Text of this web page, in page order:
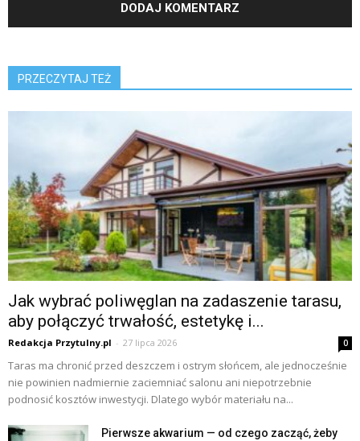
PRZECZYTAJ TEŻ
Jak wybrać poliwęglan na zadaszenie tarasu,
aby połączyć trwałość, estetykę i...
Redakcja Przytulny.pl - 27 lipca 2026 0
Taras ma chronić przed deszczem i ostrym słońcem, ale jednocześnie
nie powinien nadmiernie zaciemniać salonu ani niepotrzebnie
podnosić kosztów inwestycji. Dlatego wybór materiału na...
Pierwsze akwarium — od czego zacząć, żeby